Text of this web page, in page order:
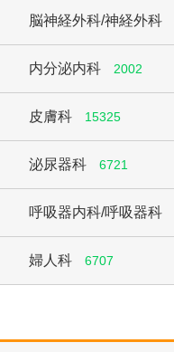
脳神経外科/神経外科
内分泌内科 2002
皮膚科 15325
泌尿器科 6721
呼吸器内科/呼吸器科
婦人科 6707